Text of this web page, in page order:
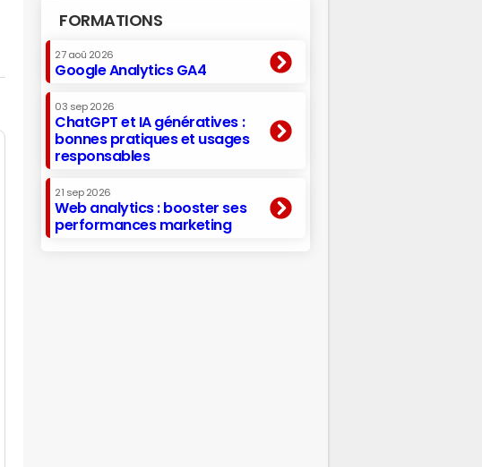
FORMATIONS
27 aoû 2026
Google Analytics GA4
03 sep 2026
ChatGPT et IA génératives :
bonnes pratiques et usages
responsables
21 sep 2026
Web analytics : booster ses
performances marketing